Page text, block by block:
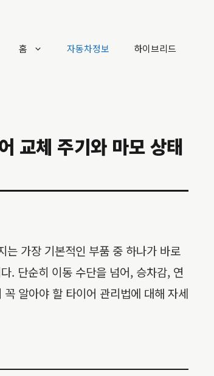
홈 자동차정보 하이브리드
교체 주기와 마모 상태
는 가장 기본적인 부품 중 하나가 바로
. 단순히 이동 수단을 넘어, 승차감, 연
알아야 할 타이어 관리법에 대해 자세